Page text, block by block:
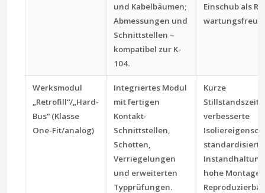
und Kabelbäumen;
Abmessungen und
Schnittstellen –
kompatibel zur K-
104.
Einschub als
Werksmodul
„Retrofill“/„Hard-
Bus“ (Klasse
One-Fit/analog)
Integriertes Modul
mit fertigen
Kontakt-
Schnittstellen,
Schotten,
Verriegelungen
und erweiterten
Typprüfungen.
Kurze
verbesserte
standardisierte
hohe Montage-